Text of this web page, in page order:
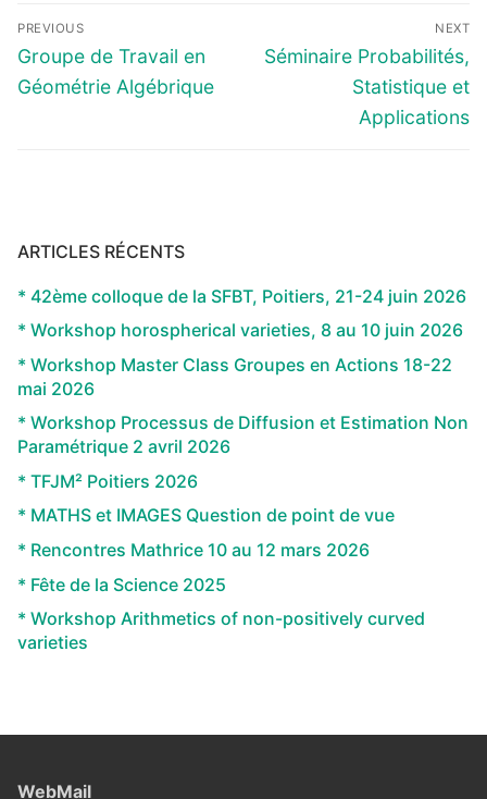
Navigation
de
l’article
PREVIOUS
Previous
post:
Groupe de Travail en
Géométrie Algébrique
NEXT
Next
Séminaire Probabilités,
Statistique et
Applications
ARTICLES RÉCENTS
* 42ème colloque de la SFBT, Poitiers, 21-24 juin 2026
* Workshop horospherical varieties, 8 au 10 juin 2026
* Workshop Master Class Groupes en Actions 18-22
mai 2026
* Workshop Processus de Diffusion et Estimation Non
Paramétrique 2 avril 2026
* TFJM² Poitiers 2026
* MATHS et IMAGES Question de point de vue
* Rencontres Mathrice 10 au 12 mars 2026
* Fête de la Science 2025
* Workshop Arithmetics of non-positively curved
varieties
WebMail